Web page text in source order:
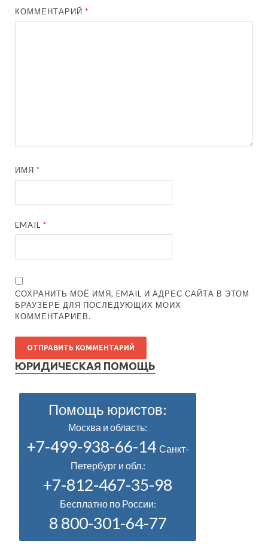
КОММЕНТАРИЙ*
ИМЯ*
EMAIL*
СОХРАНИТЬ МОЁ ИМЯ, EMAIL И АДРЕС САЙТА В ЭТОМ
БРАУЗЕРЕ ДЛЯ ПОСЛЕДУЮЩИХ МОИХ
КОММЕНТАРИЕВ.
ЮРИДИЧЕСКАЯ ПОМОЩЬ
Помощь юристов:
Москва и область:
+7-499-938-66-14 Санкт-
Петербург и обл.:
+7-812-467-35-98
Бесплатно по России:
8 800-301-64-77